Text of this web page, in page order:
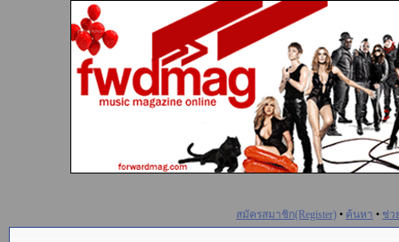
สมัครสมาชิก(Register) • ค้นหา • ช่ว